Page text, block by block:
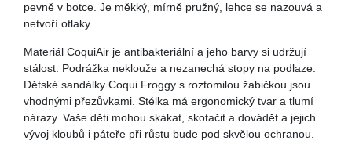
pevně v botce. Je měkký, mírně pružný, lehce se nazouvá a
netvoří otlaky.
Materiál CoquiAir je antibakteriální a jeho barvy si udržují
stálost. Podrážka neklouže a nezanechá stopy na podlaze.
Dětské sandálky Coqui Froggy s roztomilou žabičkou jsou
vhodnými přezůvkami. Stélka má ergonomický tvar a tlumí
nárazy. Vaše děti mohou skákat, skotačit a dovádět a jejich
vývoj kloubů i páteře při růstu bude pod skvělou ochranou.